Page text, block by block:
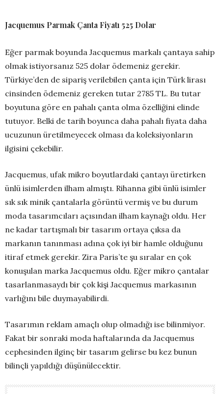
Jacquemus Parmak Çanta Fiyatı 525 Dolar
Eğer parmak boyunda Jacquemus markalı çantaya sahip
olmak istiyorsanız 525 dolar ödemeniz gerekir.
Türkiye’den de sipariş verilebilen çanta için Türk lirası
cinsinden ödemeniz gereken tutar 2785 TL. Bu tutar
boyutuna göre en pahalı çanta olma özelliğini elinde
tutuyor. Belki de tarih boyunca daha pahalı fiyata daha
ucuzunun üretilmeyecek olması da koleksiyonların
ilgisini çekebilir.
Jacquemus, ufak mikro boyutlardaki çantayı üretirken
ünlü isimlerden ilham almıştı. Rihanna gibi ünlü isimler
sık sık minik çantalarla görüntü vermiş ve bu durum
moda tasarımcıları açısından ilham kaynağı oldu. Her
ne kadar tartışmalı bir tasarım ortaya çıksa da
markanın tanınması adına çok iyi bir hamle olduğunu
itiraf etmek gerekir. Zira Paris’te şu sıralar en çok
konuşulan marka Jacquemus oldu. Eğer mikro çantalar
tasarlanmasaydı bir çok kişi Jacquemus markasının
varlığını bile duymayabilirdi.
Tasarımın reklam amaçlı olup olmadığı ise bilinmiyor.
Fakat bir sonraki moda haftalarında da Jacquemus
cephesinden ilginç bir tasarım gelirse bu kez bunun
bilinçli yapıldığı düşünülecektir.